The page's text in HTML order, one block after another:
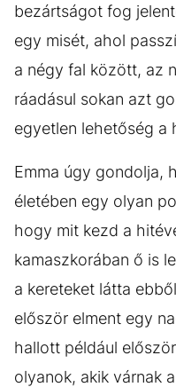
bezártságot fog
egy misét, ahol
a négy fal között, az
ráadásul sokan azt
egyetlen lehetőség a
Emma úgy gondolja,
életében egy olyan
hogy mit kezd a
kamaszkorában ő is
a kereteket látta
először elment egy
hallott például
olyanok, akik várnak